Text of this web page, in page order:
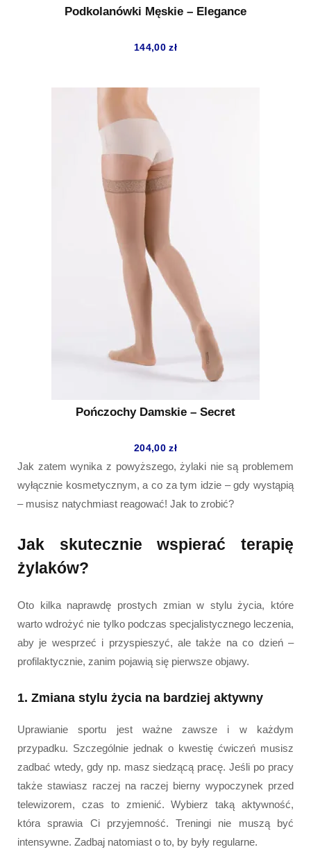
Podkolanówki Męskie – Elegance
144,00zł
Pończochy Damskie – Secret
204,00zł
Jak zatem wynika z powyższego, żylaki nie są problemem
wyłącznie kosmetycznym, a co za tym idzie – gdy wystąpią
– musisz natychmiast reagować! Jak to zrobić?
Jak skutecznie wspierać terapię
żylaków?
Oto kilka naprawdę prostych zmian w stylu życia, które
warto wdrożyć nie tylko podczas specjalistycznego leczenia,
aby je wesprzeć i przyspieszyć, ale także na co dzień –
profilaktycznie, zanim pojawią się pierwsze objawy.
1. Zmiana stylu życia na bardziej aktywny
Uprawianie sportu jest ważne zawsze i w każdym
przypadku. Szczególnie jednak o kwestię ćwiczeń musisz
zadbać wtedy, gdy np. masz siedzącą pracę. Jeśli po pracy
także stawiasz raczej na raczej bierny wypoczynek przed
telewizorem, czas to zmienić. Wybierz taką aktywność,
która sprawia Ci przyjemność. Treningi nie muszą być
intensywne. Zadbaj natomiast o to, by były regularne.